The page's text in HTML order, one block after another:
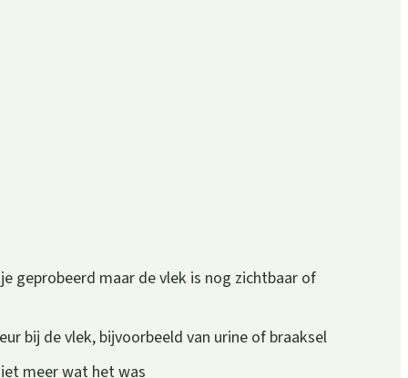
geprobeerd maar de vlek is nog zichtbaar of
bij de vlek, bijvoorbeeld van urine of braaksel
meer wat het was